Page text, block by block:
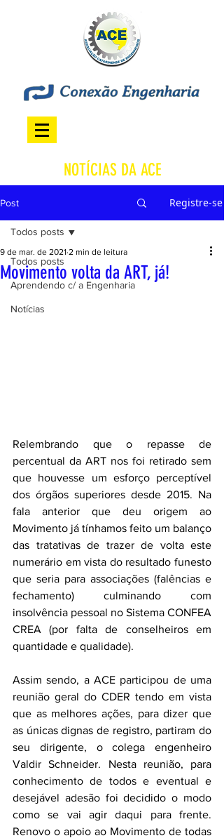
NOTÍCIAS DA ACE
Post Registre-se
Todos posts
Aprendendo c/ a Engenharia
Notícias
Todos posts
Movimento volta da ART, já!
9 de mar. de 2021 2 min de leitura
Relembrando que o repasse de
percentual da ART nos foi retirado sem
que houvesse um esforço perceptível
dos órgãos superiores desde 2015. Na
fala anterior que deu origem ao
Movimento já tínhamos feito um balanço
das tratativas de trazer de volta este
numerário em vista do resultado funesto
que seria para associações (falências e
fechamento) culminando com
insolvência pessoal no Sistema CONFEA
CREA (por falta de conselheiros em
quantidade e qualidade).
Assim sendo, a ACE participou de uma
reunião geral do CDER tendo em vista
que as melhores ações, para dizer que
as únicas dignas de registro, partiram do
seu dirigente, o colega engenheiro
Valdir Schneider. Nesta reunião, para
conhecimento de todos e eventual e
desejável adesão foi decidido o modo
como se vai agir daqui para frente.
Renovo o apoio ao Movimento de todas